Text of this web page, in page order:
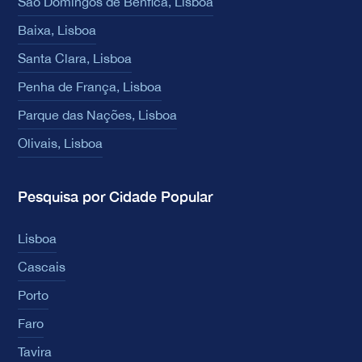
Baixa, Lisboa
Santa Clara, Lisboa
Penha de França, Lisboa
Parque das Nações, Lisboa
Olivais, Lisboa
Pesquisa por Cidade Popular
Lisboa
Cascais
Porto
Faro
Tavira